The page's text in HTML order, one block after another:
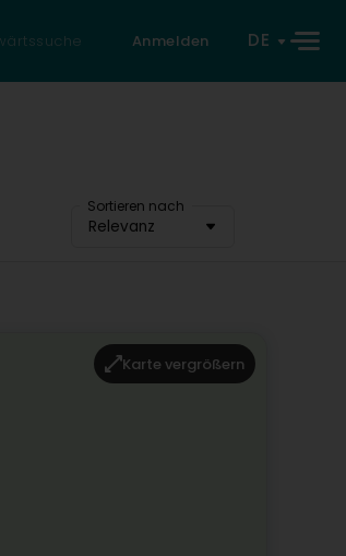
Anmelden DE
Sortieren nach
Relevanz
Karte vergrößern